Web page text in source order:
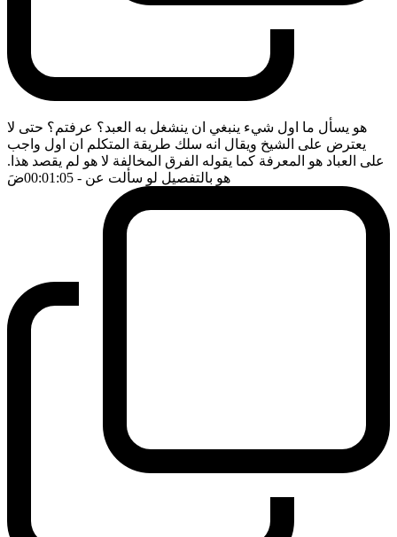
هو يسأل ما اول شيء ينبغي ان ينشغل به العبد؟ عرفتم؟ حتى لا
يعترض على الشيخ ويقال انه سلك طريقة المتكلم ان اول واجب
على العباد هو المعرفة كما يقوله الفرق المخالفة لا هو لم يقصد هذا.
هو بالتفصيل لو سألت عن - 00:01:05 ضَ